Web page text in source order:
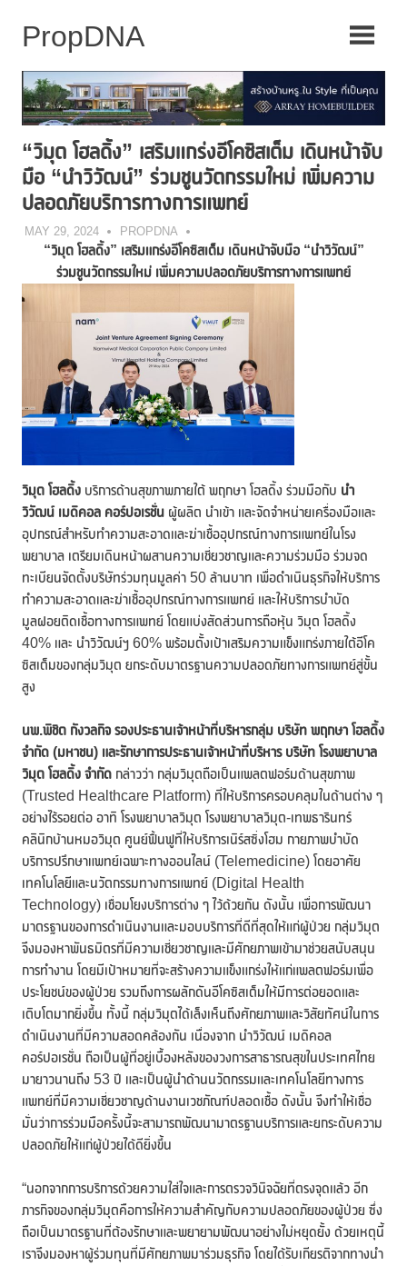
“วิมุต โฮลดิ้ง” เสริมแกร่งอีโคซิสเต็ม เดินหน้าจับ
มือ “นำวิวัฒน์” ร่วมชูนวัตกรรมใหม่ เพิ่มความ
ปลอดภัยบริการทางการแพทย์
MAY 29, 2024 PROPDNA
“วิมุตโฮลดิ้ง” เสริมแกร่งอีโคซิสเต็ม เดินหน้าจับมือ “นำวิวัฒน์”
ร่วมชูนวัตกรรมใหม่ เพิ่มความปลอดภัยบริการทางการแพทย์
วิมุต โฮลดิ้ง บริการด้านสุขภาพภายใต้ พฤกษา โฮลดิ้ง ร่วมมือกับ นำ
วิวัฒน์ เมดิคอล คอร์ปอเรชั่น ผู้ผลิต นำเข้า และจัดจำหน่ายเครื่องมือและ
อุปกรณ์สำหรับทำความสะอาดและฆ่าเชื้ออุปกรณ์ทางการแพทย์ในโรง
พยาบาล เตรียมเดินหน้าผสานความเชี่ยวชาญและความร่วมมือ ร่วมจด
ทะเบียนจัดตั้งบริษัทร่วมทุนมูลค่า 50 ล้านบาท เพื่อดำเนินธุรกิจให้บริการ
ทำความสะอาดและฆ่าเชื้ออุปกรณ์ทางการแพทย์ และให้บริการบำบัด
มูลฝอยติดเชื้อทางการแพทย์ โดยแบ่งสัดส่วนการถือหุ้น วิมุต โฮลดิ้ง
40% และ นำวิวัฒน์ฯ 60% พร้อมตั้งเป้าเสริมความแข็งแกร่งภายใต้อีโค
ซิสเต็มของกลุ่มวิมุต ยกระดับมาตรฐานความปลอดภัยทางการแพทย์สู่ขั้น
สูง
นพ.พิชิต กังวลกิจ รองประธานเจ้าหน้าที่บริหารกลุ่ม บริษัท พฤกษา โฮลดิ้ง
จำกัด (มหาชน) และรักษาการประธานเจ้าหน้าที่บริหาร บริษัท โรงพยาบาล
วิมุต โฮลดิ้ง จำกัด กล่าวว่า กลุ่มวิมุตถือเป็นแพลตฟอร์มด้านสุขภาพ
(Trusted Healthcare Platform) ที่ให้บริการครอบคลุมในด้านต่าง ๆ
อย่างไร้รอยต่อ อาทิ โรงพยาบาลวิมุต โรงพยาบาลวิมุต-เทพธารินทร์
คลินิกบ้านหมอวิมุต ศูนย์ฟื้นฟูที่ให้บริการเนิร์สซิ่งโฮม กายภาพบำบัด
บริการปรึกษาแพทย์เฉพาะทางออนไลน์ (Telemedicine) โดยอาศัย
เทคโนโลยีและนวัตกรรมทางการแพทย์ (Digital Health
Technology) เชื่อมโยงบริการต่าง ๆ ไว้ด้วยกัน ดังนั้น เพื่อการพัฒนา
มาตรฐานของการดำเนินงานและมอบบริการที่ดีที่สุดให้แก่ผู้ป่วย กลุ่มวิมุต
จึงมองหาพันธมิตรที่มีความเชี่ยวชาญและมีศักยภาพเข้ามาช่วยสนับสนุน
การทำงาน โดยมีเป้าหมายที่จะสร้างความแข็งแกร่งให้แก่แพลตฟอร์มเพื่อ
ประโยชน์ของผู้ป่วย รวมถึงการผลักดันอีโคซิสเต็มให้มีการต่อยอดและ
เติบโตมากยิ่งขึ้น ทั้งนี้ กลุ่มวิมุตได้เล็งเห็นถึงศักยภาพและวิสัยทัศน์ในการ
ดำเนินงานที่มีความสอดคล้องกัน เนื่องจาก นำวิวัฒน์ เมดิคอล
คอร์ปอเรชั่น ถือเป็นผู้ที่อยู่เบื้องหลังของวงการสาธารณสุขในประเทศไทย
มายาวนานถึง 53 ปี และเป็นผู้นำด้านนวัตกรรมและเทคโนโลยีทางการ
แพทย์ที่มีความเชี่ยวชาญด้านงานเวชภัณฑ์ปลอดเชื้อ ดังนั้น จึงทำให้เชื่อ
มั่นว่าการร่วมมือครั้งนี้จะสามารถพัฒนามาตรฐานบริการและยกระดับความ
ปลอดภัยให้แก่ผู้ป่วยได้ดียิ่งขึ้น
“นอกจากการบริการด้วยความใส่ใจและการตรวจวินิจฉัยที่ตรงจุดแล้ว อีก
ภารกิจของกลุ่มวิมุตคือการให้ความสำคัญกับความปลอดภัยของผู้ป่วย ซึ่ง
ถือเป็นมาตรฐานที่ต้องรักษาและพยายามพัฒนาอย่างไม่หยุดยั้ง ด้วยเหตุนี้
เราจึงมองหาผู้ร่วมทุนที่มีศักยภาพมาร่วมธุรกิจ โดยได้รับเกียรติจากทางนำ